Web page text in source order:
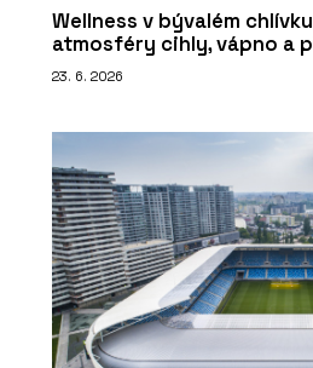
Wellness v bývalém
atmosféry cihly, vápno a
23. 6. 2026